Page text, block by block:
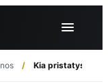
Kia pristatys